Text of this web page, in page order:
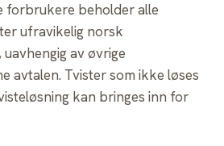
forbrukere beholder alle
ufravikelig norsk
av øvrige
avtalen. Tvister som ikke løses
kan bringes inn for